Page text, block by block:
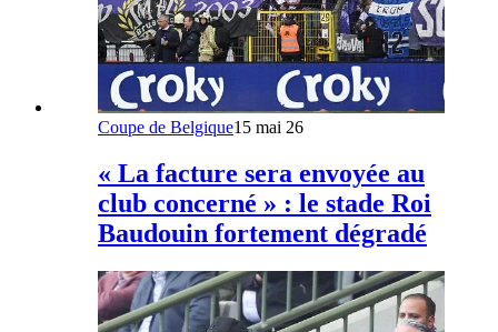
Coupe de Belgique15 mai 26
« La facture sera envoyée au
club concerné » : le stade Roi
Baudouin fortement dégradé